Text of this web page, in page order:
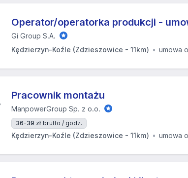
Operator/operatorka produkcji -
Gi Group S.A.
Kędzierzyn-Koźle (Zdzieszowice - 11km)
umowa
Pracownik montażu
ManpowerGroup Sp. z o.o.
36-39 zł brutto / godz.
Kędzierzyn-Koźle (Zdzieszowice - 11km) umowa